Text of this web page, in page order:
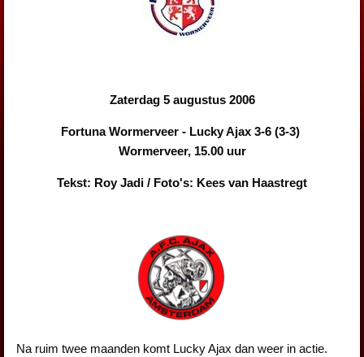
Zaterdag 5 augustus 2006
Fortuna Wormerveer - Lucky Ajax 3-6 (3-3)
Wormerveer, 15.00 uur
Tekst: Roy Jadi / Foto's: Kees van Haastregt
Na ruim twee maanden komt Lucky Ajax dan weer in actie.